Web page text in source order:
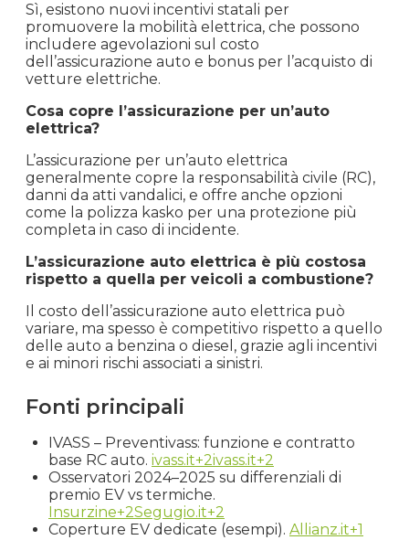
Sì, esistono nuovi incentivi statali per
promuovere la mobilità elettrica, che possono
includere agevolazioni sul costo
dell’assicurazione auto e bonus per l’acquisto di
vetture elettriche.
Cosa copre l’assicurazione per un’auto
elettrica?
L’assicurazione per un’auto elettrica
generalmente copre la responsabilità civile (RC),
danni da atti vandalici, e offre anche opzioni
come la polizza kasko per una protezione più
completa in caso di incidente.
L’assicurazione auto elettrica è più costosa
rispetto a quella per veicoli a combustione?
Il costo dell’assicurazione auto elettrica può
variare, ma spesso è competitivo rispetto a quello
delle auto a benzina o diesel, grazie agli incentivi
e ai minori rischi associati a sinistri.
Fonti principali
IVASS – Preventivass: funzione e contratto
base RC auto. ivass.it+2ivass.it+2
Osservatori 2024–2025 su differenziali di
premio EV vs termiche.
Insurzine+2Segugio.it+2
Coperture EV dedicate (esempi). Allianz.it+1